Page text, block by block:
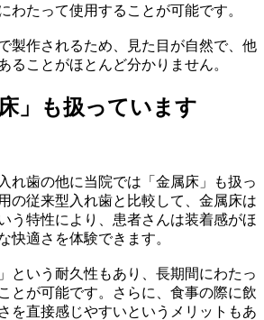
わたって使用することが可能です。
製作されるため、見た目が自然で、他
ることがほとんど分かりません。
床」も扱っています
れ歯の他に当院では「金属床」も扱っ
の従来型入れ歯と比較して、金属床は
う特性により、患者さんは装着感がほ
快適さを体験できます。
」という耐久性もあり、長期間にわたっ
とが可能です。さらに、食事の際に飲
を直接感じやすいというメリットもあ